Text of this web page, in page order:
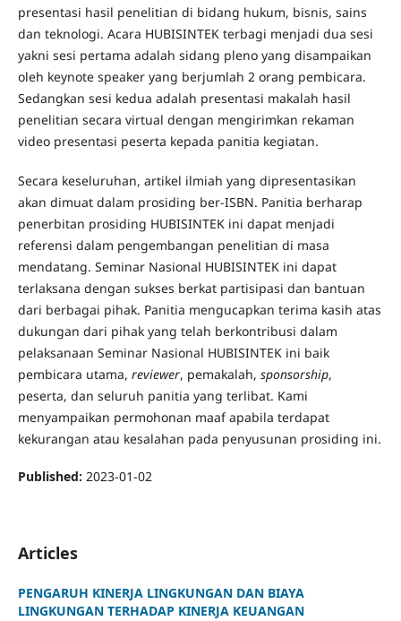
presentasi hasil penelitian di bidang hukum, bisnis, sains
dan teknologi. Acara HUBISINTEK terbagi menjadi dua sesi
yakni sesi pertama adalah sidang pleno yang disampaikan
oleh keynote speaker yang berjumlah 2 orang pembicara.
Sedangkan sesi kedua adalah presentasi makalah hasil
penelitian secara virtual dengan mengirimkan rekaman
video presentasi peserta kepada panitia kegiatan.
Secara keseluruhan, artikel ilmiah yang dipresentasikan
akan dimuat dalam prosiding ber-ISBN. Panitia berharap
penerbitan prosiding HUBISINTEK ini dapat menjadi
referensi dalam pengembangan penelitian di masa
mendatang. Seminar Nasional HUBISINTEK ini dapat
terlaksana dengan sukses berkat partisipasi dan bantuan
dari berbagai pihak. Panitia mengucapkan terima kasih atas
dukungan dari pihak yang telah berkontribusi dalam
pelaksanaan Seminar Nasional HUBISINTEK ini baik
pembicara utama, reviewer, pemakalah, sponsorship,
peserta, dan seluruh panitia yang terlibat. Kami
menyampaikan permohonan maaf apabila terdapat
kekurangan atau kesalahan pada penyusunan prosiding ini.
Published: 2023-01-02
Articles
PENGARUH KINERJA LINGKUNGAN DAN BIAYA
LINGKUNGAN TERHADAP KINERJA KEUANGAN